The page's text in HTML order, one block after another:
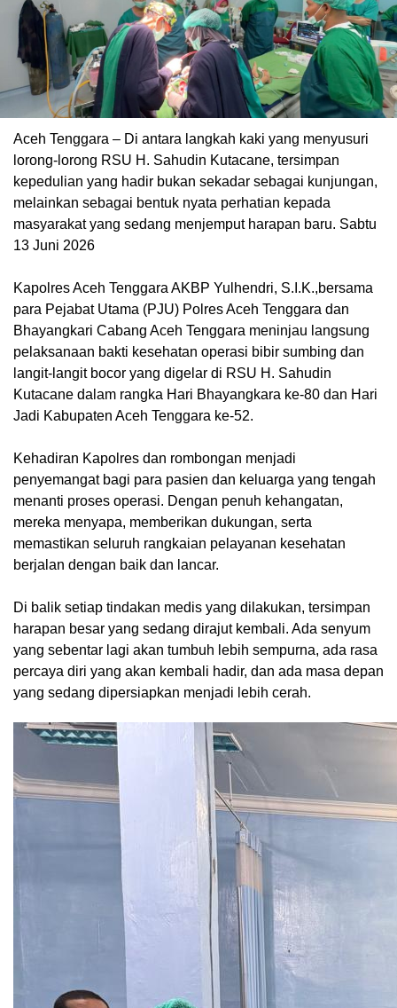
‎Aceh Tenggara – Di antara langkah kaki yang menyusuri
lorong-lorong RSU H. Sahudin Kutacane, tersimpan
kepedulian yang hadir bukan sekadar sebagai kunjungan,
melainkan sebagai bentuk nyata perhatian kepada
masyarakat yang sedang menjemput harapan baru. Sabtu
13 Juni 2026
‎Kapolres Aceh Tenggara AKBP Yulhendri, S.I.K.,bersama
para Pejabat Utama (PJU) Polres Aceh Tenggara dan
Bhayangkari Cabang Aceh Tenggara meninjau langsung
pelaksanaan bakti kesehatan operasi bibir sumbing dan
langit-langit bocor yang digelar di RSU H. Sahudin
Kutacane dalam rangka Hari Bhayangkara ke-80 dan Hari
Jadi Kabupaten Aceh Tenggara ke-52.
‎Kehadiran Kapolres dan rombongan menjadi
penyemangat bagi para pasien dan keluarga yang tengah
menanti proses operasi. Dengan penuh kehangatan,
mereka menyapa, memberikan dukungan, serta
memastikan seluruh rangkaian pelayanan kesehatan
berjalan dengan baik dan lancar.
‎Di balik setiap tindakan medis yang dilakukan, tersimpan
harapan besar yang sedang dirajut kembali. Ada senyum
yang sebentar lagi akan tumbuh lebih sempurna, ada rasa
percaya diri yang akan kembali hadir, dan ada masa depan
yang sedang dipersiapkan menjadi lebih cerah.